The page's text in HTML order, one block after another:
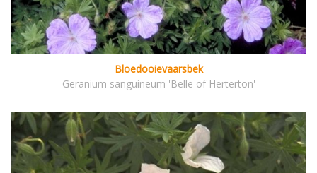
Bloedooievaarsbek
Geranium sanguineum 'Belle of Herterton'